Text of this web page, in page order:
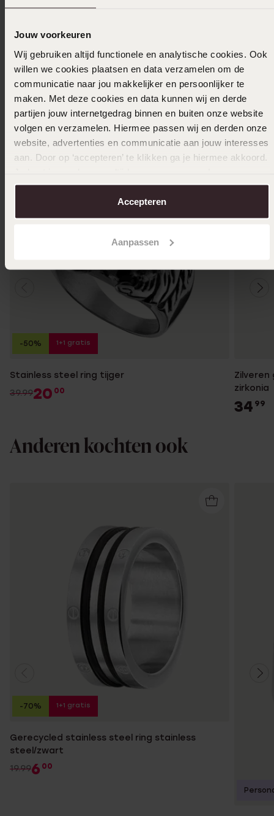
Jouw voorkeuren
Wij gebruiken altijd functionele en analytische cookies. Ook
willen we cookies plaatsen en data verzamelen om de
communicatie naar jou makkelijker en persoonlijker te
maken. Met deze cookies en data kunnen wij en derde
partijen jouw internetgedrag binnen en buiten onze website
volgen en verzamelen. Hiermee passen wij en derden onze
website, advertenties en communicatie aan jouw interesses
aan. Door op ‘accepteren’ te klikken ga je hiermee akkoord.
over in onscookiebeleid.
Accepteren
Aanpassen
Selecteer maat & bestel
Ook leuk voor jou
Stainless steel ring tijger
39.9920 00
-50% 1+1 gratis
zirkonia
34 99
Anderen kochten ook
Gerecycled stainless steel ring stainless
steel/zwart
19.996 00
-70% 1+1 gratis